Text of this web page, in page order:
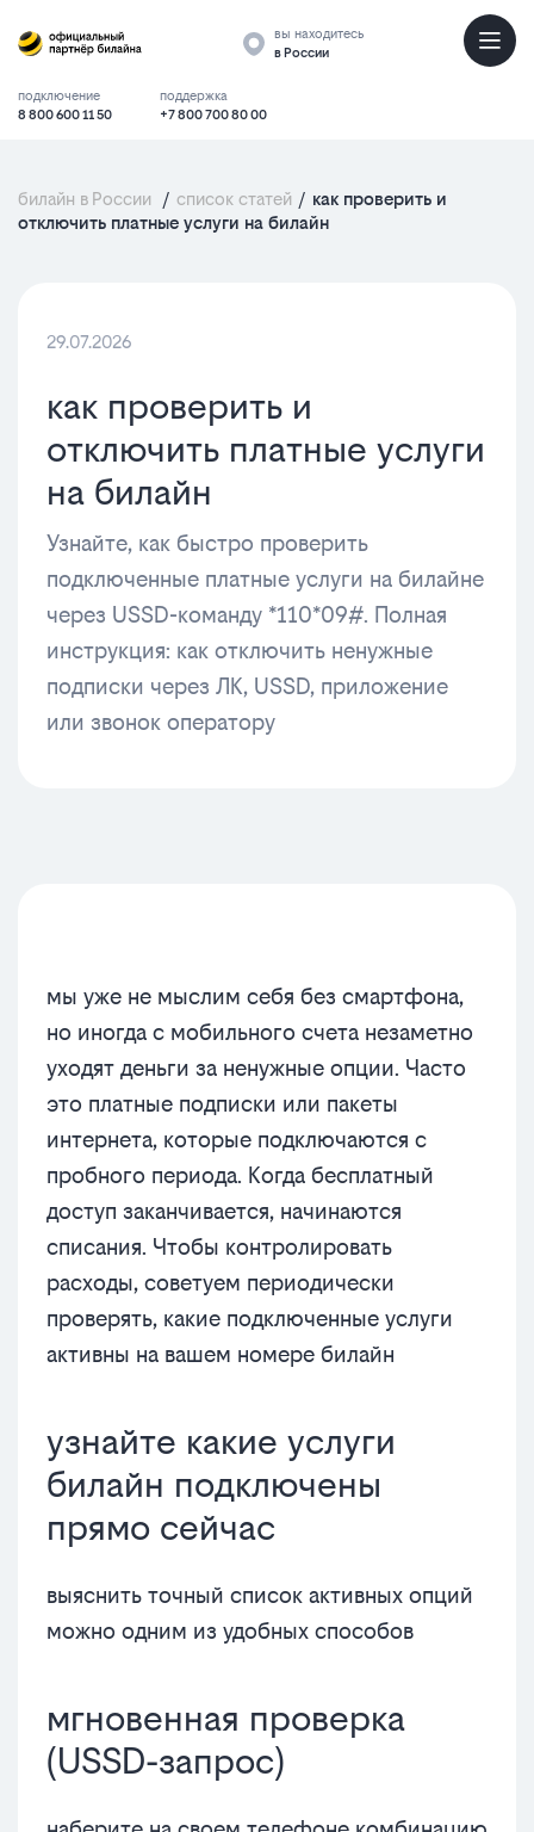
вы находитесь
в России
подключение
8 800 600 11 50
поддержка
+7 800 700 80 00
билайн в России / список статей / как проверить и
отключить платные услуги на билайн
29.07.2026
как проверить и
отключить платные услуги
на билайн
Узнайте, как быстро проверить
подключенные платные услуги на билайне
через USSD-команду *110*09#. Полная
инструкция: как отключить ненужные
подписки через ЛК, USSD, приложение
или звонок оператору
мы уже не мыслим себя без смартфона,
но иногда с мобильного счета незаметно
уходят деньги за ненужные опции. Часто
это платные подписки или пакеты
интернета, которые подключаются с
пробного периода. Когда бесплатный
доступ заканчивается, начинаются
списания. Чтобы контролировать
расходы, советуем периодически
проверять, какие подключенные услуги
активны на вашем номере билайн
узнайте какие услуги
билайн подключены
прямо сейчас
выяснить точный список активных опций
можно одним из удобных способов
мгновенная проверка
(USSD-запрос)